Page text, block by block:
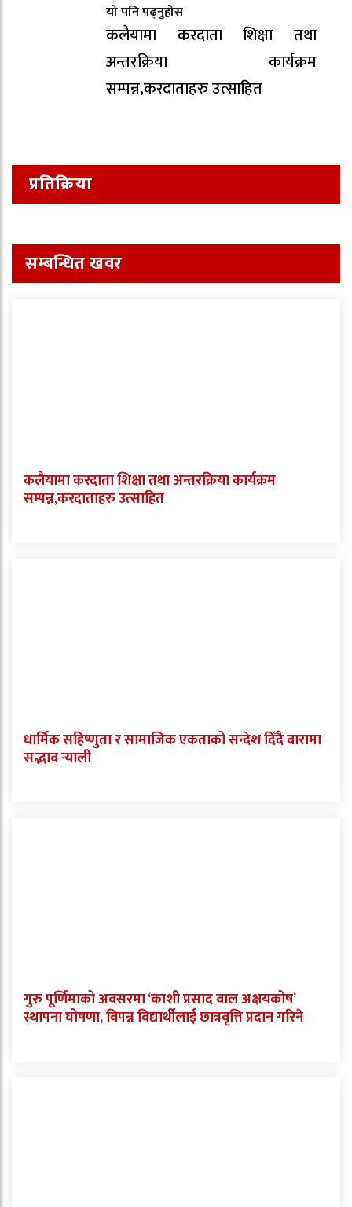
यो पनि पढ्नुहोस
कलैयामा करदाता शिक्षा तथा
अन्तरक्रिया कार्यक्रम
सम्पन्न,करदाताहरु उत्साहित
प्रतिक्रिया
सम्बन्धित खवर
कलैयामा करदाता शिक्षा तथा अन्तरक्रिया कार्यक्रम
सम्पन्न,करदाताहरु उत्साहित
धार्मिक सहिष्णुता र सामाजिक एकताको सन्देश दिँदै बारामा
सद्भाव र्‍याली
गुरु पूर्णिमाको अवसरमा ‘काशी प्रसाद वाल अक्षयकोष’
स्थापना घोषणा, विपन्न विद्यार्थीलाई छात्रवृत्ति प्रदान गरिने